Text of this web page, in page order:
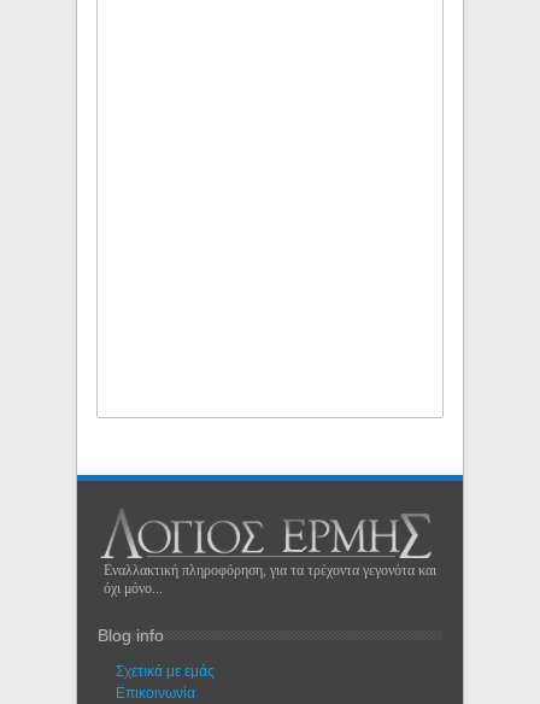
Εναλλακτική πληροφόρηση, για τα τρέχοντα γεγονότα και
όχι μόνο...
Blog info
Σχετικά με εμάς
Eπικοινωνία